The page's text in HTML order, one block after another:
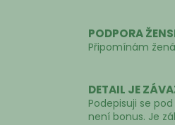
PODPORA
Připomínám
DETAIL JE
Podepisuji se
není bonus. Je